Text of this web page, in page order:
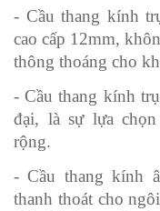
- Cầu thang kính
cao cấp 12mm,
thông thoáng cho
- Cầu thang kính
đại, là sự lựa
rộng.
- Cầu thang kính
thanh thoát cho